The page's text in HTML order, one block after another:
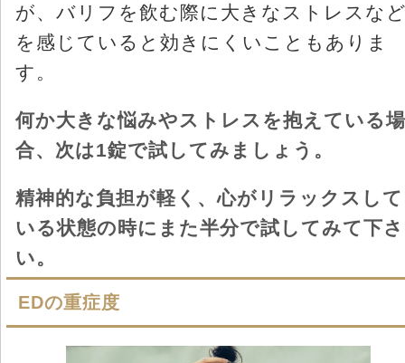
が、バリフを飲む際に大きなストレスな
を感じていると効きにくいこともありま
す。
何か大きな悩みやストレスを抱えている場
合、次は1錠で試してみましょう。
精神的な負担が軽く、心がリラックスして
いる状態の時にまた半分で試してみて下さ
い。
EDの重症度